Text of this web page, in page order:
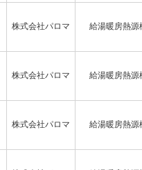
株式会社パロマ 給湯暖房熱源
株式会社パロマ 給湯暖房熱源
株式会社パロマ 給湯暖房熱源